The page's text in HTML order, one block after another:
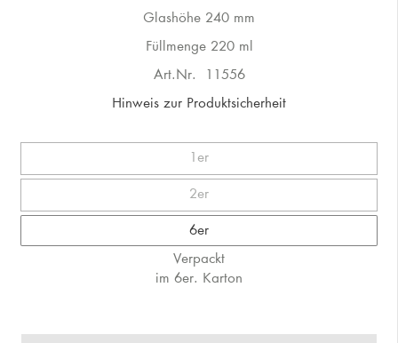
Glashöhe 240 mm
Füllmenge 220 ml
Art.Nr. 11556
Hinweis zur Produktsicherheit
1er
2er
6er
Verpackt
im 6er. Karton